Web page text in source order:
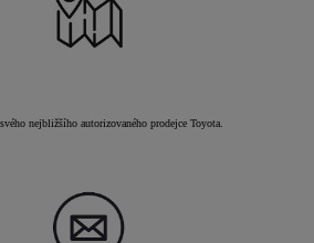
nejbližšího autorizovaného prodejce Toyota.